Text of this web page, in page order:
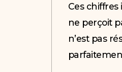
Ces
ne perçoit
n’est pas